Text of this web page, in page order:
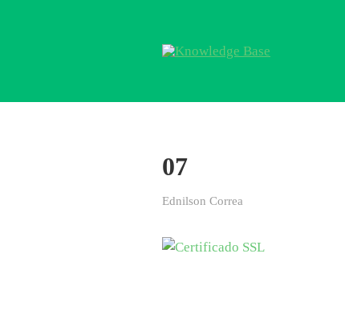
07
Ednilson Correa